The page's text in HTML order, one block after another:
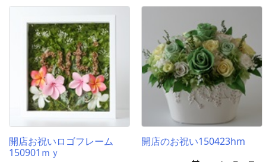
開店お祝いロゴフレーム
150901ｍｙ
開店のお祝い150423hm